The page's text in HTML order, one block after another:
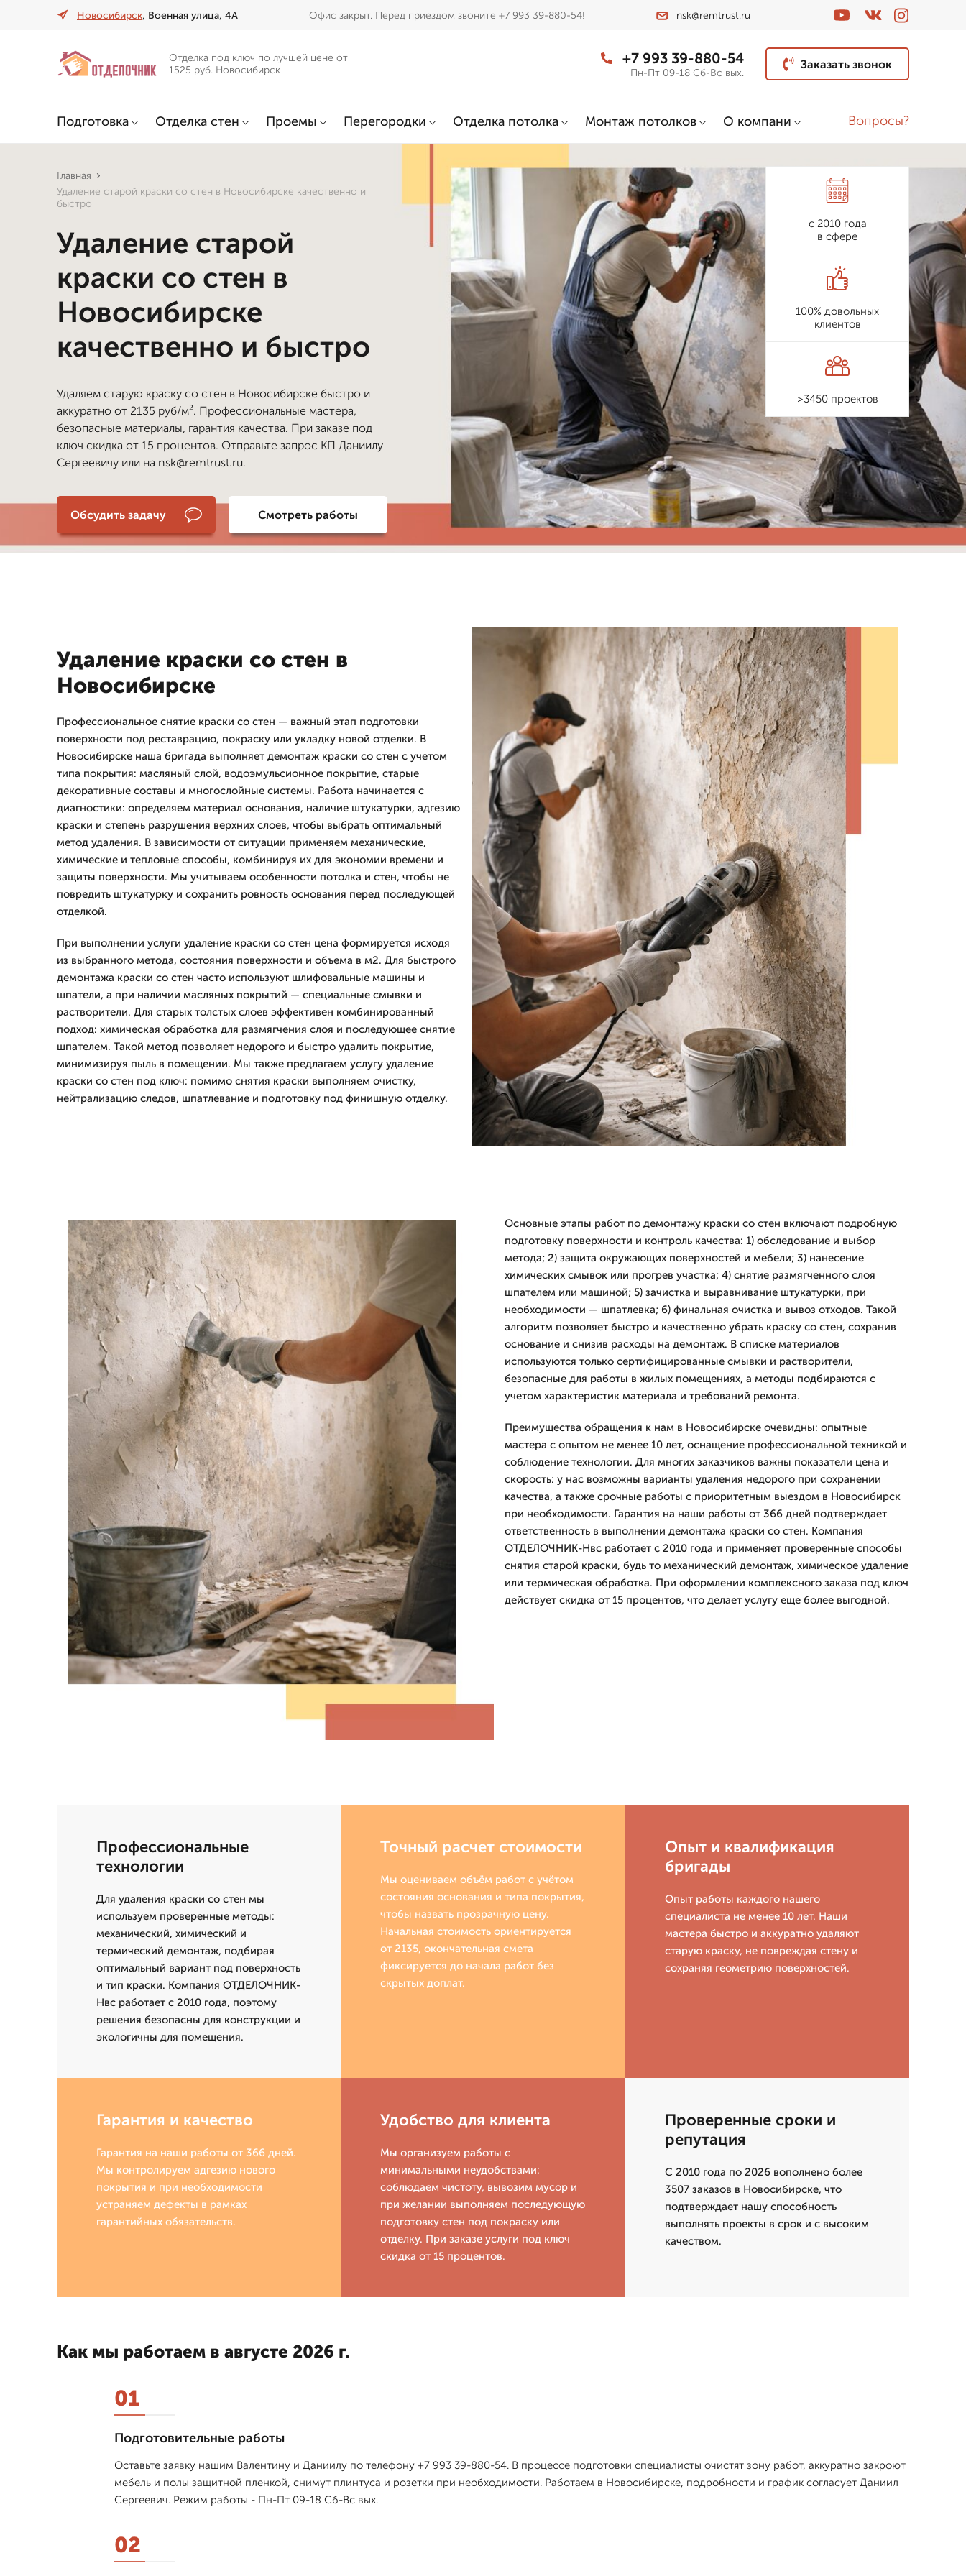
Новосибирск, Военная улица, 4А Офис закрыт. Перед приездом звоните +7 993 39-880-54! nsk@remtrust.ru
Отделка под ключ по лучшей цене от
1525 руб. Новосибирск
+7 993 39-880-54
Пн-Пт 09-18 Сб-Вс вых.
Заказать звонок
Подготовка Отделка стен Проемы Перегородки Отделка потолка Монтаж потолков О компани Вопросы?
Главная
Удаление старой краски со стен в Новосибирске качественно и
быстро
Удаление старой
краски со стен в
Новосибирске
качественно и быстро
Удаляем старую краску со стен в Новосибирске быстро и
аккуратно от 2135 руб/м². Профессиональные мастера,
безопасные материалы, гарантия качества. При заказе под
ключ скидка от 15 процентов. Отправьте запрос КП Даниилу
Сергеевичу или на nsk@remtrust.ru.
Обсудить задачу Смотреть работы
с 2010 года
в сфере
100% довольных
клиентов
>3450 проектов
Удаление краски со стен в
Новосибирске
Профессиональное снятие краски со стен — важный этап подготовки
поверхности под реставрацию, покраску или укладку новой отделки. В
Новосибирске наша бригада выполняет демонтаж краски со стен с учетом
типа покрытия: масляный слой, водоэмульсионное покрытие, старые
декоративные составы и многослойные системы. Работа начинается с
диагностики: определяем материал основания, наличие штукатурки, адгезию
краски и степень разрушения верхних слоев, чтобы выбрать оптимальный
метод удаления. В зависимости от ситуации применяем механические,
химические и тепловые способы, комбинируя их для экономии времени и
защиты поверхности. Мы учитываем особенности потолка и стен, чтобы не
повредить штукатурку и сохранить ровность основания перед последующей
отделкой.
При выполнении услуги удаление краски со стен цена формируется исходя
из выбранного метода, состояния поверхности и объема в м2. Для быстрого
демонтажа краски со стен часто используют шлифовальные машины и
шпатели, а при наличии масляных покрытий — специальные смывки и
растворители. Для старых толстых слоев эффективен комбинированный
подход: химическая обработка для размягчения слоя и последующее снятие
шпателем. Такой метод позволяет недорого и быстро удалить покрытие,
минимизируя пыль в помещении. Мы также предлагаем услугу удаление
краски со стен под ключ: помимо снятия краски выполняем очистку,
нейтрализацию следов, шпатлевание и подготовку под финишную отделку.
Основные этапы работ по демонтажу краски со стен включают подробную
подготовку поверхности и контроль качества: 1) обследование и выбор
метода; 2) защита окружающих поверхностей и мебели; 3) нанесение
химических смывок или прогрев участка; 4) снятие размягченного слоя
шпателем или машиной; 5) зачистка и выравнивание штукатурки, при
необходимости — шпатлевка; 6) финальная очистка и вывоз отходов. Такой
алгоритм позволяет быстро и качественно убрать краску со стен, сохранив
основание и снизив расходы на демонтаж. В списке материалов
используются только сертифицированные смывки и растворители,
безопасные для работы в жилых помещениях, а методы подбираются с
учетом характеристик материала и требований ремонта.
Преимущества обращения к нам в Новосибирске очевидны: опытные
мастера с опытом не менее 10 лет, оснащение профессиональной техникой и
соблюдение технологии. Для многих заказчиков важны показатели цена и
скорость: у нас возможны варианты удаления недорого при сохранении
качества, а также срочные работы с приоритетным выездом в Новосибирск
при необходимости. Гарантия на наши работы от 366 дней подтверждает
ответственность в выполнении демонтажа краски со стен. Компания
ОТДЕЛОЧНИК-Нвс работает с 2010 года и применяет проверенные способы
снятия старой краски, будь то механический демонтаж, химическое удаление
или термическая обработка. При оформлении комплексного заказа под ключ
действует скидка от 15 процентов, что делает услугу еще более выгодной.
Профессиональные
технологии
Для удаления краски со стен мы
используем проверенные методы:
механический, химический и
термический демонтаж, подбирая
оптимальный вариант под поверхность
и тип краски. Компания ОТДЕЛОЧНИК-
Нвс работает с 2010 года, поэтому
решения безопасны для конструкции и
экологичны для помещения.
Точный расчет стоимости
Мы оцениваем объём работ с учётом
состояния основания и типа покрытия,
чтобы назвать прозрачную цену.
Начальная стоимость ориентируется
от 2135, окончательная смета
фиксируется до начала работ без
скрытых доплат.
Опыт и квалификация
бригады
Опыт работы каждого нашего
специалиста не менее 10 лет. Наши
мастера быстро и аккуратно удаляют
старую краску, не повреждая стену и
сохраняя геометрию поверхностей.
Гарантия и качество
Гарантия на наши работы от 366 дней.
Мы контролируем адгезию нового
покрытия и при необходимости
устраняем дефекты в рамках
гарантийных обязательств.
Удобство для клиента
Мы организуем работы с
минимальными неудобствами:
соблюдаем чистоту, вывозим мусор и
при желании выполняем последующую
подготовку стен под покраску или
отделку. При заказе услуги под ключ
скидка от 15 процентов.
Проверенные сроки и
репутация
С 2010 года по 2026 вополнено более
3507 заказов в Новосибирске, что
подтверждает нашу способность
выполнять проекты в срок и с высоким
качеством.
Как мы работаем в августе 2026 г.
01
Подготовительные работы
Оставьте заявку нашим Валентину и Даниилу по телефону +7 993 39-880-54. В процессе подготовки специалисты очистят зону работ, аккуратно закроют
мебель и полы защитной пленкой, снимут плинтуса и розетки при необходимости. Работаем в Новосибирске, подробности и график согласует Даниил
Сергеевич. Режим работы - Пн-Пт 09-18 Сб-Вс вых.
02